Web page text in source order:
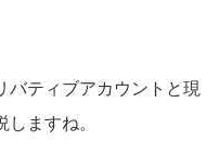
バティブアカウントと現
ますね。